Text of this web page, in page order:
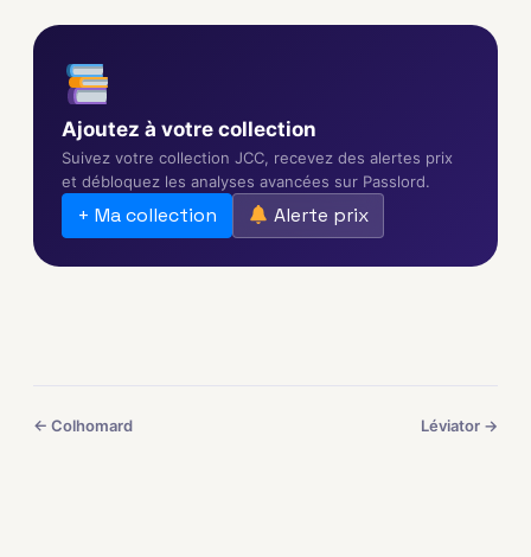
Ajoutez à votre collection
Suivez votre collection JCC, recevez des alertes prix
et débloquez les analyses avancées sur Passlord.
+ Ma collection Alerte prix
← Colhomard Léviator →